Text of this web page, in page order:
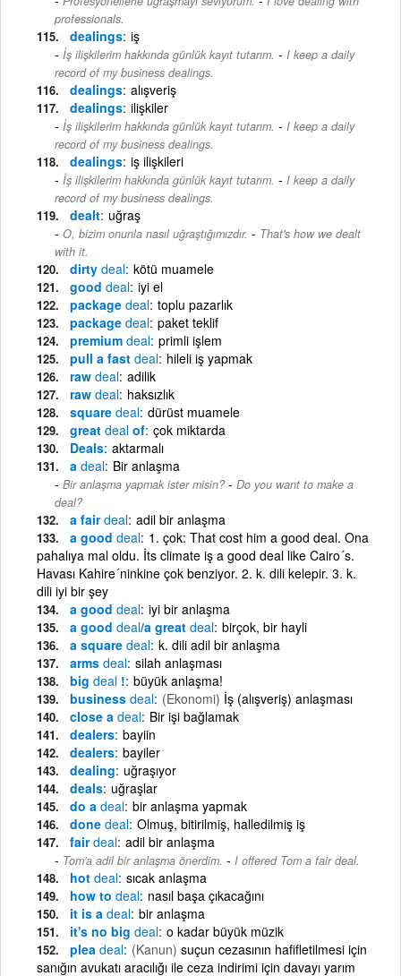
professionals.
dealings iş
İş ilişkilerim hakkında günlük kayıt tutarım. - I keep a daily
record of my business dealings.
dealings alışveriş
dealings ilişkiler
İş ilişkilerim hakkında günlük kayıt tutarım. - I keep a daily
record of my business dealings.
dealings iş ilişkileri
İş ilişkilerim hakkında günlük kayıt tutarım. - I keep a daily
record of my business dealings.
dealt uğraş
O, bizim onunla nasıl uğraştığımızdır. - That's how we dealt
with it.
dirty deal kötü muamele
good deal iyi el
package deal toplu pazarlık
package deal paket teklif
premium deal primli işlem
pull a fast deal hileli iş yapmak
raw deal adilik
raw deal haksızlık
square deal dürüst muamele
great deal of çok miktarda
Deals aktarmalı
a deal Bir anlaşma
Bir anlaşma yapmak ister misin? - Do you want to make a
deal?
a fairdeal adil bir anlaşma
a good deal 1. çok: That cost him a good deal. Ona
pahalıya mal oldu. İts climate iş a good deal like Cairo´s.
Havası Kahire´ninkine çok benziyor. 2. k. dili kelepir. 3. k.
dili iyi bir şey
a good deal iyi bir anlaşma
a good deal/a great deal birçok, bir hayli
a square deal k. dili adil bir anlaşma
arms deal silah anlaşması
big deal ! büyük anlaşma!
business deal (Ekonomi) İş (alışveriş) anlaşması
close a deal Bir işi bağlamak
dealers bayiin
dealers bayiler
dealing uğraşıyor
deals uğraşlar
do a deal bir anlaşma yapmak
done deal Olmuş, bitirilmiş, halledilmiş iş
fairdeal adil bir anlaşma
Tom'a adil bir anlaşma önerdim. - I offered Tom a fair deal.
hot deal sıcak anlaşma
how to deal nasıl başa çıkacağını
it is a deal bir anlaşma
it's no big deal o kadar büyük müzik
plea deal (Kanun) suçun cezasının hafifletilmesi için
sanığın avukatı aracılığı ile ceza indirimi için davayı yarım